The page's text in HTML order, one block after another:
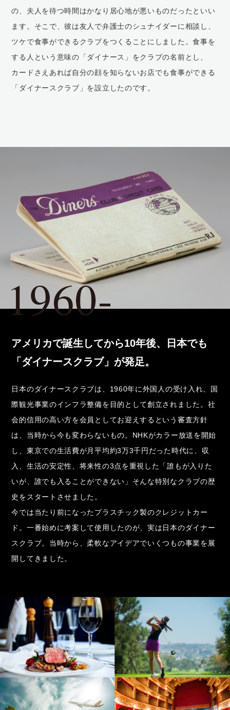
キャリアパス
教育制度・福利厚生
採用情報 RECRUITMENT
募集要項
の、夫人を待つ時間はかなり居心地が悪いものだったといい
ます。そこで、彼は友人で弁護士のシュナイダーに相談し、
ツケで食事ができるクラブをつくることにしました。食事を
する人という意味の「ダイナース」をクラブの名前とし、
カードさえあれば自分の顔を知らないお店でも食事ができる
「ダイナースクラブ」を設立したのです。
アメリカで誕生してから10年後、
日本でも
「ダイナースクラブ」が発足。
日本のダイナースクラブは、1960年に外国人の受け入れ、国
際観光事業のインフラ整備を目的として創立されました。社
会的信用の高い方を会員としてお迎えするという審査方針
は、当時から今も変わらないもの。NHKがカラー放送を開始
し、東京での生活費が月平均約3万3千円だった時代に、収
入、生活の安定性、将来性の3点を重視した「誰もが入りた
いが、誰でも入ることができない」そんな特別なクラブの歴
史をスタートさせました。
今では当たり前になったプラスチック製のクレジットカー
ド。一番始めに考案して使用したのが、実は日本のダイナー
スクラブ。当時から、柔軟なアイデアでいくつもの事業を展
開してきました。